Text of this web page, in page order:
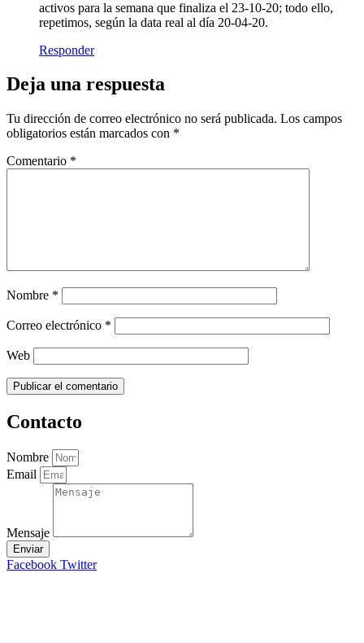
activos para la semana que finaliza el 23-10-20; todo ello,
repetimos, según la data real al día 20-04-20.
Responder
Deja una respuesta
Tu dirección de correo electrónico no será publicada. Los campos
obligatorios están marcados con *
Comentario *
Nombre *
Correo electrónico *
Web
Contacto
Nombre
Email
Mensaje
Enviar
Facebook Twitter